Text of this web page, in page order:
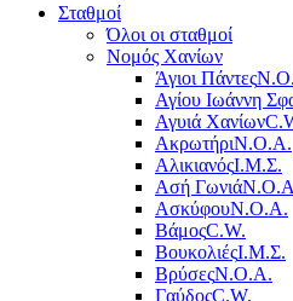
Σταθμοί
Όλοι οι σταθμοί
Νομός Χανίων
Άγιοι Πάντες
Αγίου Ιωάννη
Αγυιά Χανίων
ΑκρωτήριΝ.Ο.Α.
ΑλικιανόςΙ.Μ.Σ.
Ασή Γωνιά
ΑσκύφουΝ.Ο.Α.
ΒάμοςC.W.
ΒουκολιέςΙ.Μ.Σ.
ΒρύσεςΝ.Ο.Α.
ΓαύδοςC.W.